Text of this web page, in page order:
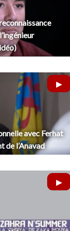
avec Ferhat
de l’Anavad